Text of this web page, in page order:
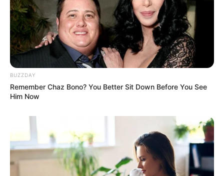
BUZZDAY
Remember Chaz Bono? You Better Sit Down Before You See
Him Now